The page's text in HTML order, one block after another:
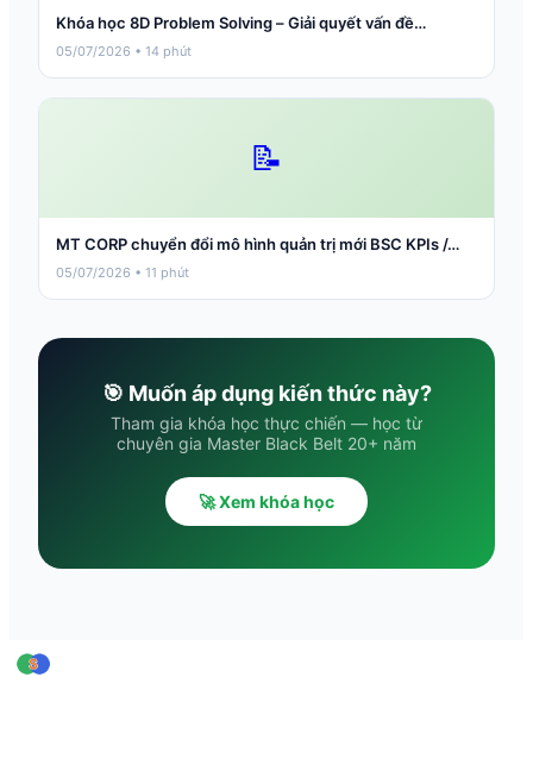
Khóa học 8D Problem Solving – Giải quyết vấn đề…
05/07/2026 • 14 phút
📝
MT CORP chuyển đổi mô hình quản trị mới BSC KPIs /…
05/07/2026 • 11 phút
🎯 Muốn áp dụng kiến thức này?
Tham gia khóa học thực chiến — học từ
chuyên gia Master Black Belt 20+ năm
🚀 Xem khóa học